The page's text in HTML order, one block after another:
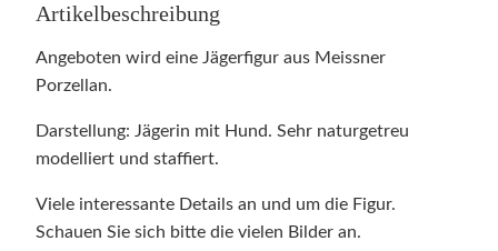
Artikelbeschreibung
Angeboten wird eine Jägerfigur aus Meissner
Porzellan.
Darstellung: Jägerin mit Hund. Sehr naturgetreu
modelliert und staffiert.
Viele interessante Details an und um die Figur.
Schauen Sie sich bitte die vielen Bilder an.